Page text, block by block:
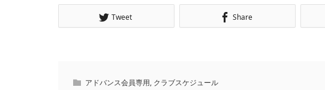
Tweet Share
アドバンス会員専用, クラブスケジュール